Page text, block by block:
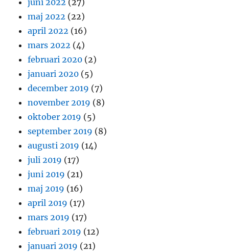
juni 2022 (27)
maj 2022 (22)
april 2022 (16)
mars 2022 (4)
februari 2020 (2)
januari 2020 (5)
december 2019 (7)
november 2019 (8)
oktober 2019 (5)
september 2019 (8)
augusti 2019 (14)
juli 2019 (17)
juni 2019 (21)
maj 2019 (16)
april 2019 (17)
mars 2019 (17)
februari 2019 (12)
januari 2019 (21)